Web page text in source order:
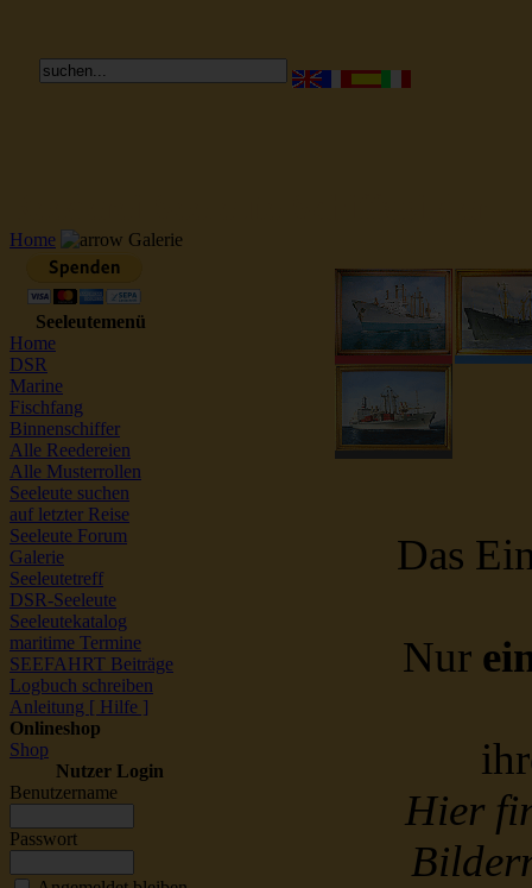
Home Galerie
Seeleutemenü
Home
DSR
Marine
Fischfang
Binnenschiffer
Alle Reedereien
Alle Musterrollen
Seeleute suchen
auf letzter Reise
Seeleute Forum
Galerie
Seeleutetreff
DSR-Seeleute
Seeleutekatalog
maritime Termine
SEEFAHRT Beiträge
Logbuch schreiben
Anleitung [ Hilfe ]
Onlineshop
Shop
Nutzer Login
Benutzername
Passwort
Das
Nur
Hier